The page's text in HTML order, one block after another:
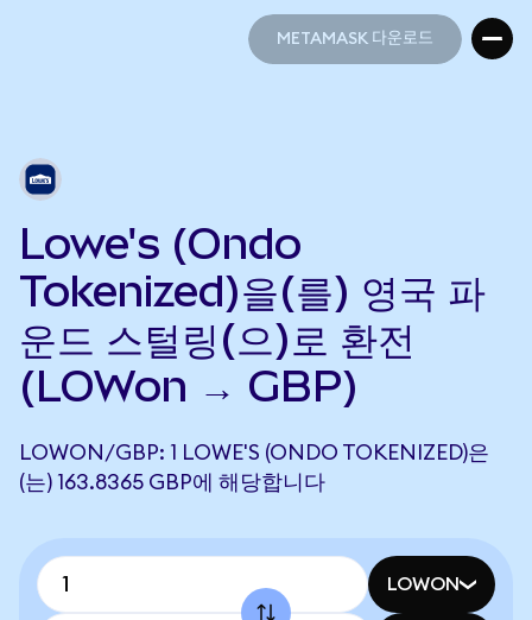
METAMASK 다운로드
Lowe's (Ondo
Tokenized)을(를) 영국 파
운드 스털링(으)로 환전
(LOWon → GBP)
LOWON/GBP: 1 LOWE'S (ONDO TOKENIZED)은
(는) 163.8365 GBP에 해당합니다
LOWON